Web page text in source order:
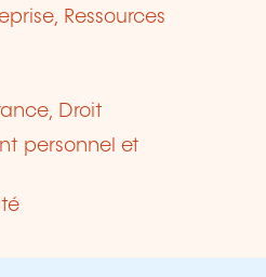
Ressources
Droit
personnel et